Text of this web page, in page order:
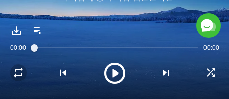
여러 면에서 빈틈없이 할 수 없고
이 한 가지만으로도
00:00 00:00